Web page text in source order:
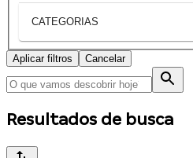
CATEGORIAS
Aplicar filtros Cancelar
Resultados de busca